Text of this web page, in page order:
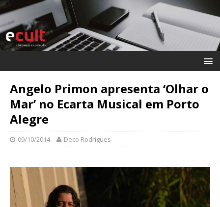
Angelo Primon apresenta ‘Olhar o
Mar’ no Ecarta Musical em Porto
Alegre
09/10/2014 Deco Rodrigues